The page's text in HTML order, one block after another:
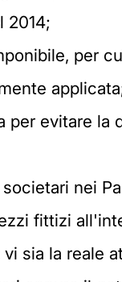
2014;
per
per evitare la
nei
fittizi
sia la reale